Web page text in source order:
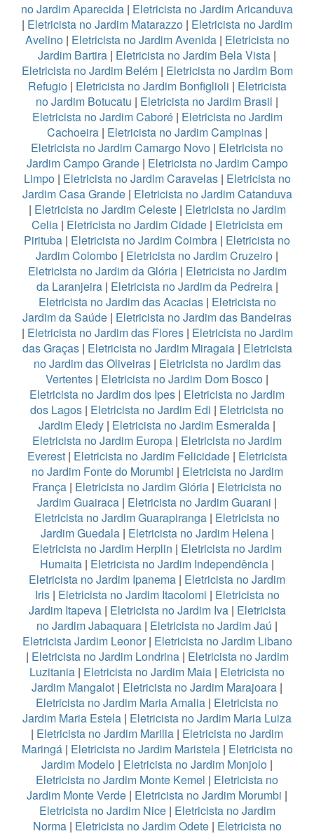
no Jardim Aparecida | Eletricista no Jardim Aricanduva
| Eletricista no Jardim Matarazzo | Eletricista no Jardim
Avelino| Eletricista no Jardim Avenida| Eletricista no
Jardim Bartira | Eletricista no Jardim Bela Vista |
Eletricista no Jardim Belém| Eletricista no Jardim Bom
Refugio| Eletricista no Jardim Bonfiglioli | Eletricista
no Jardim Botucatu | Eletricista no Jardim Brasil |
Eletricista no Jardim Caboré| Eletricista no Jardim
Cachoeira| Eletricista no Jardim Campinas|
Eletricista no Jardim Camargo Novo | Eletricista no
Jardim Campo Grande| Eletricista no Jardim Campo
Limpo| Eletricista no Jardim Caravelas| Eletricista no
Jardim Casa Grande| Eletricista no Jardim Catanduva
| Eletricista no Jardim Celeste| Eletricista no Jardim
Celia | Eletricista no Jardim Cidade | Eletricista em
Pirituba | Eletricista no Jardim Coimbra | Eletricista no
Jardim Colombo | Eletricista no Jardim Cruzeiro |
Eletricista no Jardim da Glória| Eletricista no Jardim
da Laranjeira| Eletricista no Jardim da Pedreira|
Eletricista no Jardim das Acacias| Eletricista no
Jardim da Saúde | Eletricista no Jardim das Bandeiras
| Eletricista no Jardim das Flores| Eletricista no Jardim
das Graças| Eletricista no Jardim Miragaia| Eletricista
no Jardim das Oliveiras| Eletricista no Jardim das
Vertentes | Eletricista no Jardim Dom Bosco |
Eletricista no Jardim dos Ipes | Eletricista no Jardim
dos Lagos | Eletricista no Jardim Edi | Eletricista no
Jardim Eledy | Eletricista no Jardim Esmeralda |
Eletricista no Jardim Europa | Eletricista no Jardim
Everest| Eletricista no Jardim Felicidade| Eletricista
no Jardim Fonte do Morumbi | Eletricista no Jardim
França | Eletricista no Jardim Glória | Eletricista no
Jardim Guairaca | Eletricista no Jardim Guarani |
Eletricista no Jardim Guarapiranga | Eletricista no
Jardim Guedala| Eletricista no Jardim Helena|
Eletricista no Jardim Herplin | Eletricista no Jardim
Humaita | Eletricista no Jardim Independência |
Eletricista no Jardim Ipanema | Eletricista no Jardim
Iris| Eletricista no Jardim Itacolomi | Eletricista no
Jardim Itapeva| Eletricista no Jardim Iva| Eletricista
no Jardim Jabaquara | Eletricista no Jardim Jaú |
Eletricista Jardim Leonor| Eletricista no Jardim Libano
| Eletricista no Jardim Londrina| Eletricista no Jardim
Luzitania | Eletricista no Jardim Maia | Eletricista no
Jardim Mangalot | Eletricista no Jardim Marajoara |
Eletricista no Jardim Maria Amalia | Eletricista no
Jardim Maria Estela | Eletricista no Jardim Maria Luiza
| Eletricista no Jardim Marilia | Eletricista no Jardim
Maringá| Eletricista no Jardim Maristela| Eletricista no
Jardim Modelo | Eletricista no Jardim Monjolo |
Eletricista no Jardim Monte Kemel | Eletricista no
Jardim Monte Verde | Eletricista no Jardim Morumbi |
Eletricista no Jardim Nice| Eletricista no Jardim
Norma| Eletricista no Jardim Odete| Eletricista no